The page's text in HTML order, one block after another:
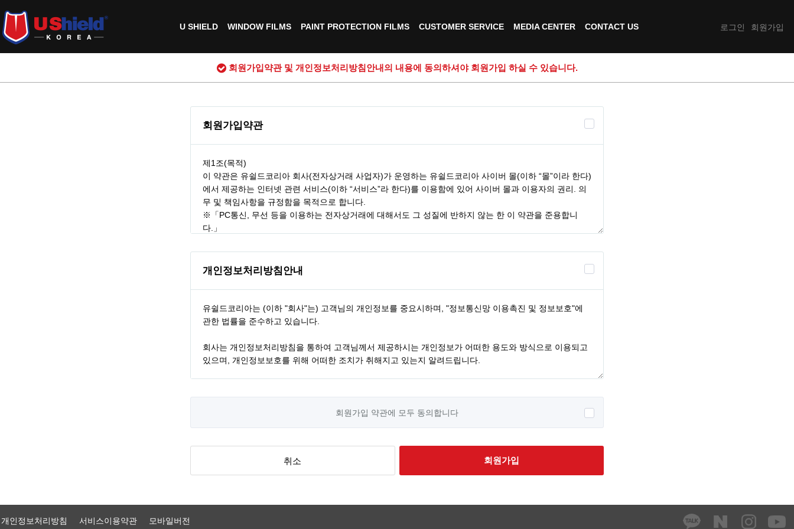
U SHIELD WINDOW FILMS PAINT PROTECTION FILMS CUSTOMER SERVICE MEDIA CENTER CONTACT US 로그인 회원가입
회원가입약관 및 개인정보처리방침안내의 내용에 동의하셔야 회원가입 하실 수 있습니다.
회원가입약관
개인정보처리방침안내
회원가입 약관에 모두 동의합니다
취소 회원가입
개인정보처리방침 서비스이용약관 모바일버전